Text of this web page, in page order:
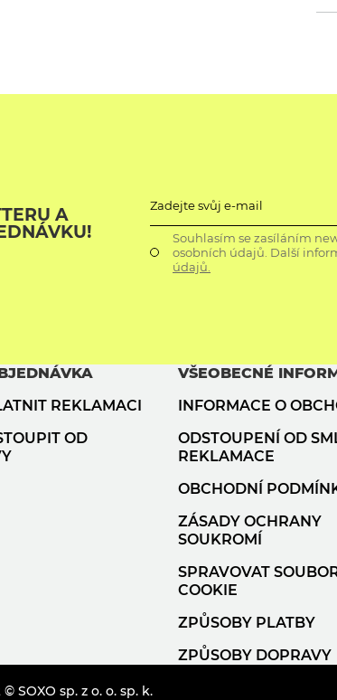
A
Zadejte svůj e-mail
Souhlasím se zasíláním
osobních údajů. Další
údajů.
REKLAMACI
OD
VŠEOBECNÉ
INFORMACE O
ODSTOUPENÍ OD
REKLAMACE
OBCHODNÍ
ZÁSADY OCHRANY
SOUKROMÍ
SPRAVOVAT
COOKIE
ZPŮSOBY PLATBY
ZPŮSOBY DOPRAVY
SOXO sp. z o. o. sp. k.